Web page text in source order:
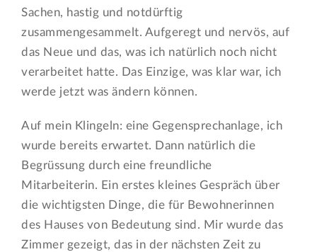
Sachen, hastig und notdürftig
zusammengesammelt. Aufgeregt und nervös, auf
das Neue und das, was ich natürlich noch nicht
verarbeitet hatte. Das Einzige, was klar war, ich
werde jetzt was ändern können.
Auf mein Klingeln: eine Gegensprechanlage, ich
wurde bereits erwartet. Dann natürlich die
Begrüssung durch eine freundliche
Mitarbeiterin. Ein erstes kleines Gespräch über
die wichtigsten Dinge, die für Bewohnerinnen
des Hauses von Bedeutung sind. Mir wurde das
Zimmer gezeigt, das in der nächsten Zeit zu